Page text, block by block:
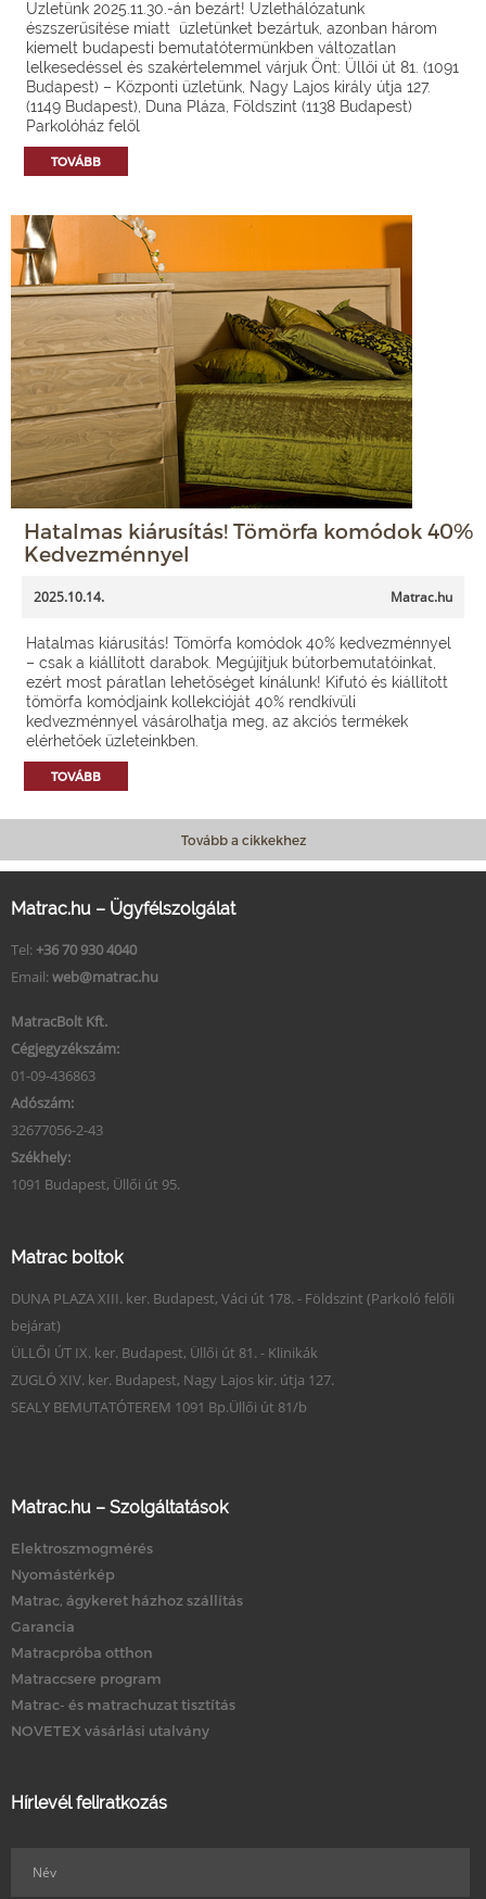
Üzletünk 2025.11.30.-án bezárt! Üzlethálózatunk
észszerűsítése miatt üzletünket bezártuk, azonban három
kiemelt budapesti bemutatótermünkben változatlan
lelkesedéssel és szakértelemmel várjuk Önt: Üllői út 81. (1091
Budapest) – Központi üzletünk, Nagy Lajos király útja 127.
(1149 Budapest), Duna Pláza, Földszint (1138 Budapest)
Parkolóház felől
TOVÁBB
Hatalmas kiárusítás! Tömörfa komódok 40%
Kedvezménnyel
2025.10.14. Matrac.hu
Hatalmas kiárusítás! Tömörfa komódok 40% kedvezménnyel
– csak a kiállított darabok. Megújítjuk bútorbemutatóinkat,
ezért most páratlan lehetőséget kínálunk! Kifutó és kiállított
tömörfa komódjaink kollekcióját 40% rendkívüli
kedvezménnyel vásárolhatja meg, az akciós termékek
elérhetőek üzleteinkben.
TOVÁBB
Tovább a cikkekhez
Matrac.hu – Ügyfélszolgálat
Tel: +36 70 930 4040
Email: web@matrac.hu
MatracBolt Kft.
Cégjegyzékszám:
01-09-436863
Adószám:
32677056-2-43
Székhely:
1091 Budapest, Üllői út 95.
Matrac boltok
DUNA PLAZA XIII. ker. Budapest, Váci út 178. - Földszint (Parkoló felőli
bejárat)
ÜLLŐI ÚT IX. ker. Budapest, Üllői út 81. - Klinikák
ZUGLÓ XIV. ker. Budapest, Nagy Lajos kir. útja 127.
SEALY BEMUTATÓTEREM 1091 Bp.Üllői út 81/b
Matrac.hu – Szolgáltatások
Elektroszmogmérés
Nyomástérkép
Matrac, ágykeret házhoz szállítás
Garancia
Matracpróba otthon
Matraccsere program
Matrac- és matrachuzat tisztítás
NOVETEX vásárlási utalvány
Hírlevél feliratkozás